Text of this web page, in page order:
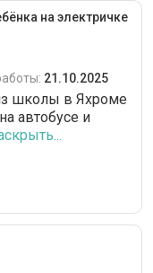
на электричке
21.10.2025
школы в Яхроме
автобусе и